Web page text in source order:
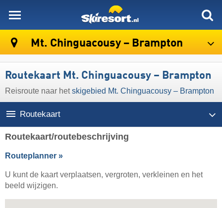
Mt. Chinguacousy – Brampton
Routekaart Mt. Chinguacousy – Brampton
Reisroute naar hetskigebied Mt. Chinguacousy – Brampton
Routekaart
Routekaart/routebeschrijving
Routeplanner »
U kunt de kaart verplaatsen, vergroten, verkleinen en het
beeld wijzigen.